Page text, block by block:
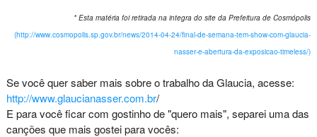
* Esta matéria foi retirada na integra do site da Prefeitura de Cosmópolis
(http://www.cosmopolis.sp.gov.br/news/2014-04-24/final-de-semana-tem-show-com-glaucia-
nasser-e-abertura-da-exposicao-timeless/)
Se você quer saber mais sobre o trabalho da Glaucia, acesse:
http://www.glaucianasser.com.br/
E para você ficar com gostinho de "quero mais", separei uma das
canções que mais gostei para vocês: